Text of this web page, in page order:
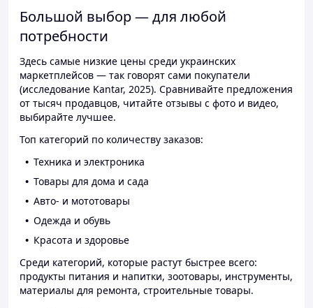
Большой выбор — для любой
потребности
Здесь самые низкие цены среди украинских
маркетплейсов — так говорят сами покупатели
(исследование Kantar, 2025). Сравнивайте предложения
от тысяч продавцов, читайте отзывы с фото и видео,
выбирайте лучшее.
Топ категорий по количеству заказов:
Техника и электроника
Товары для дома и сада
Авто- и мототовары
Одежда и обувь
Красота и здоровье
Среди категорий, которые растут быстрее всего:
продукты питания и напитки, зоотовары, инструменты,
материалы для ремонта, строительные товары.